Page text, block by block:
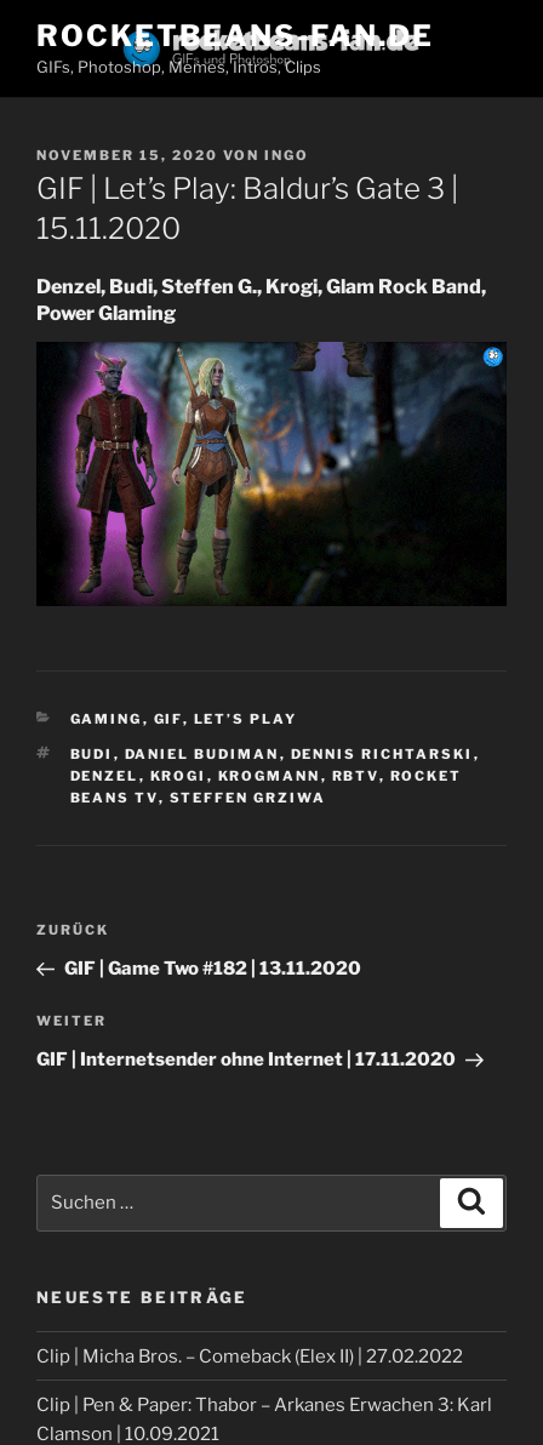
Inhalt
springen
ROCKETBEANS-FAN.DE
GIFs, Photoshop, Memes, Intros, Clips
VERÖFFENTLICHT
AM
NOVEMBER 15, 2020 VON INGO
GIF | Let’s Play: Baldur’s Gate 3 |
15.11.2020
Denzel, Budi, Steffen G., Krogi, Glam Rock Band,
Power Glaming
KATEGORIEN
GAMING , GIF, LET’S PLAY
SCHLAGWÖRTER
BUDI , DANIEL BUDIMAN , DENNIS RICHTARSKI ,
DENZEL , KROGI , KROGMANN , RBTV, ROCKET
BEANS TV, STEFFEN GRZIWA
Beitragsnavigation
Vorheriger
Beitrag
ZURÜCK
GIF | Game Two #182 | 13.11.2020
Nächster
Beitrag
WEITER
GIF | Internetsender ohne Internet | 17.11.2020
NEUESTE BEITRÄGE
Clip | Micha Bros. – Comeback (Elex II) | 27.02.2022
Clip | Pen & Paper: Thabor – Arkanes Erwachen 3: Karl
Clamson | 10.09.2021